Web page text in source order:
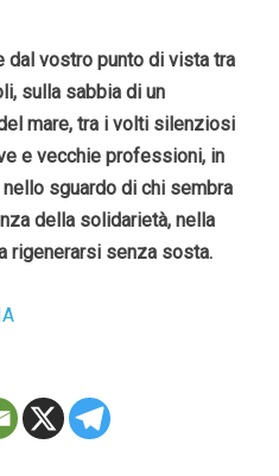
dal vostro punto di vista tra
sulla sabbia di un
mare, tra i volti silenziosi
e vecchie professioni, in
sguardo di chi sembra
della solidarietà, nella
rigenerarsi senza sosta.